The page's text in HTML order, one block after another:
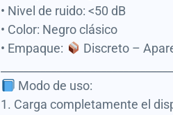
• Nivel de ruido: <50 dB
• Color: Negro clásico
• Empaque:
Discreto –
Modo de uso:
1. Carga completamente el